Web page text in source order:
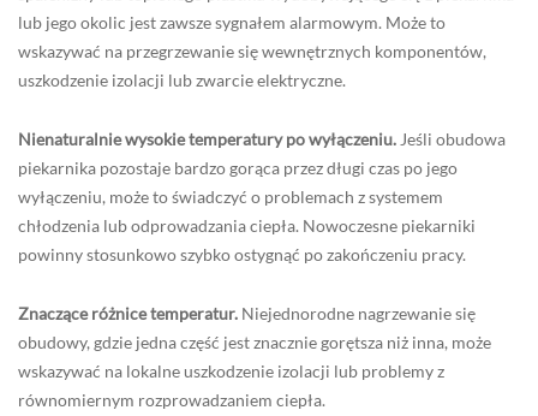
lub jego okolic jest zawsze sygnałem alarmowym. Może to
wskazywać na przegrzewanie się wewnętrznych komponentów,
uszkodzenie izolacji lub zwarcie elektryczne.
Nienaturalnie wysokie temperatury po wyłączeniu. Jeśli obudowa
piekarnika pozostaje bardzo gorąca przez długi czas po jego
wyłączeniu, może to świadczyć o problemach z systemem
chłodzenia lub odprowadzania ciepła. Nowoczesne piekarniki
powinny stosunkowo szybko ostygnąć po zakończeniu pracy.
Znaczące różnice temperatur. Niejednorodne nagrzewanie się
obudowy, gdzie jedna część jest znacznie gorętsza niż inna, może
wskazywać na lokalne uszkodzenie izolacji lub problemy z
równomiernym rozprowadzaniem ciepła.